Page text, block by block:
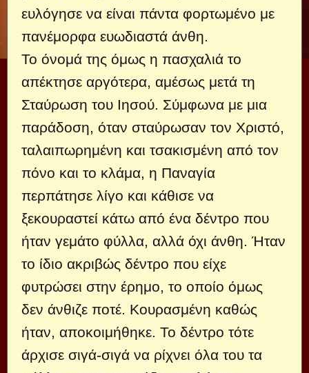
ευλόγησε να είναι πάντα φορτωμένο με
πανέμορφα ευωδιαστά άνθη.
Το όνομά της όμως η πασχαλιά το
απέκτησε αργότερα, αμέσως μετά τη
Σταύρωση του Ιησού. Σύμφωνα με μια
παράδοση, όταν σταύρωσαν τον Χριστό,
ταλαιπωρημένη και τσακισμένη από τον
πόνο και το κλάμα, η Παναγία
περπάτησε λίγο και κάθισε να
ξεκουραστεί κάτω από ένα δέντρο που
ήταν γεμάτο φύλλα, αλλά όχι άνθη. Ήταν
το ίδιο ακριβώς δέντρο που είχε
φυτρώσει στην έρημο, το οποίο όμως
δεν άνθιζε ποτέ. Κουρασμένη καθώς
ήταν, αποκοιμήθηκε. Το δέντρο τότε
άρχισε σιγά-σιγά να ρίχνει όλα του τα